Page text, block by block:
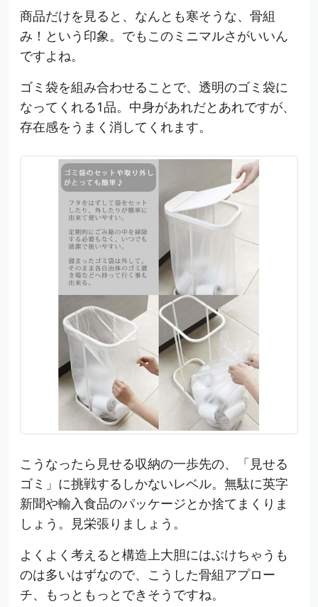
商品だけを見ると、なんとも寒そうな、骨組
み！という印象。でもこのミニマルさがいいん
ですよね。
ゴミ袋を組み合わせることで、透明のゴミ袋に
なってくれる1品。中身があれだとあれですが、
存在感をうまく消してくれます。
こうなったら見せる収納の一歩先の、「見せる
ゴミ」に挑戦するしかないレベル。無駄に英字
新聞や輸入食品のパッケージとか捨てまくりま
しょう。見栄張りましょう。
よくよく考えると構造上大胆にはぶけちゃうも
のは多いはずなので、こうした骨組アプロー
チ、もっともっとできそうですね。